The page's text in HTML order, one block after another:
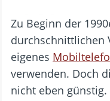
Zu Beginn der
durchschnittlichen
eigenes
verwenden. Doch
nicht eben